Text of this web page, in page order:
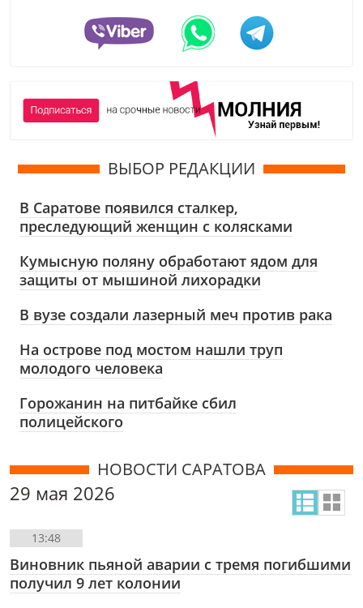
ВЫБОР РЕДАКЦИИ
В Саратове появился сталкер,
преследующий женщин с колясками
Кумысную поляну обработают ядом для
защиты от мышиной лихорадки
В вузе создали лазерный меч против рака
На острове под мостом нашли труп
молодого человека
Горожанин на питбайке сбил
полицейского
НОВОСТИ САРАТОВА
29 мая 2026
13:48
Виновник пьяной аварии с тремя погибшими
получил 9 лет колонии